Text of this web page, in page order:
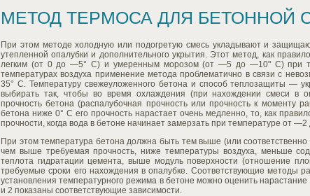
МЕТОД ТЕРМОСА ДЛЯ БЕТОННОЙ
При этом методе холодную или подогретую смесь укладывают и
утепленной опалубки и дополнительного укрытия. Этот метод, как
легким (от 0 до —5° С) и умеренным морозом (от —5 до —10" С) при
температурах воздуха применение метода проблематично в связи с
35° С. Температуру свежеуложенного бетона и способ теплозащиты —
выбирать так, чтобы во время охлаждения (при нахождении смеси в
прочность бетона (распалубочная прочность или прочность к моменту
бетона ниже 0° С его прочность нарастает очень медленно, то, как
прочности, когда вода в бетоне начинает замерзать при температуре от
При этом температура бетона должна быть тем выше (или
чем выше требуемая прочность, ниже температуры воздуха, меньше
теплота гидратации цемента, выше модуль поверхности (отношение
требуемые сроки его нахождения в опалубке. Соответствующие методы
установления температурного режима в бетоне можно оценить
и 2 показаны соответствующие зависимости.